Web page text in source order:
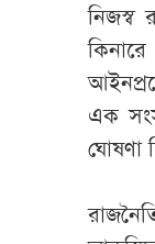
নিজস্ব
এক
ঘোষণা